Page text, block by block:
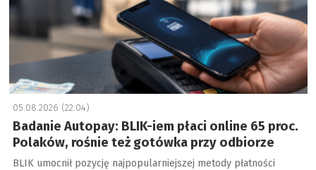
05.08.2026 (22:04)
Badanie Autopay: BLIK-iem płaci online 65 proc.
Polaków, rośnie też gotówka przy odbiorze
BLIK umocnił pozycję najpopularniejszej metody płatności